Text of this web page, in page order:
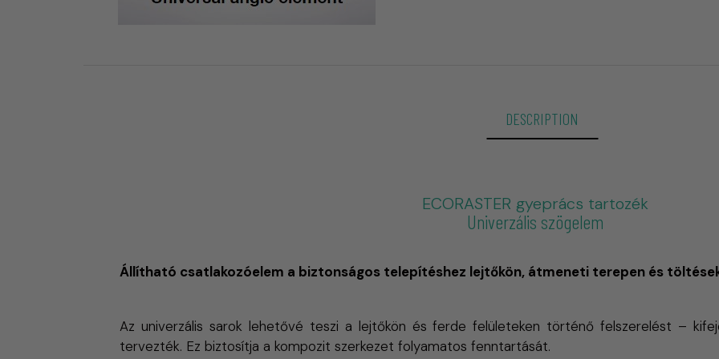
DESCRIPTION
ECORASTER gyeprács tartozék
Univerzális szögelem
Állítható csatlakozóelem a biztonságos telepítéshez lejtőkön, átmeneti terepen és
Az univerzális sarok lehetővé teszi a lejtőkön és ferde felületeken történő felszerelést –
tervezték. Ez biztosítja a kompozit szerkezet folyamatos fenntartását.